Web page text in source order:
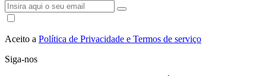
Aceito a Política de Privacidade e Termos de serviço
Siga-nos